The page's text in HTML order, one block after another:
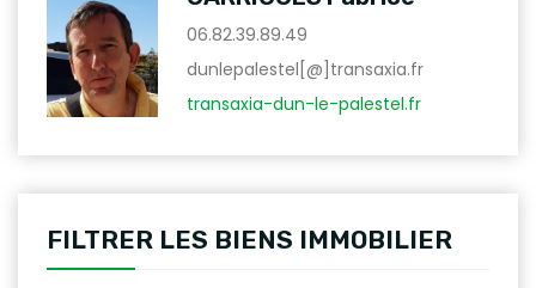
06.82.39.89.49
dunlepalestel[@]transaxia.fr
transaxia-dun-le-palestel.fr
FILTRER LES BIENS IMMOBILIER